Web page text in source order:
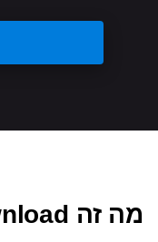
מה זה Free XVideos Download?